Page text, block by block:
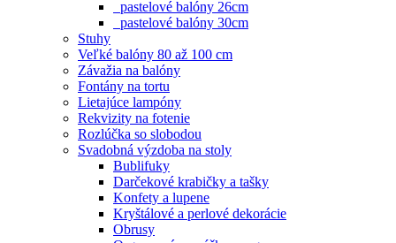
pastelové balóny 26cm
pastelové balóny 30cm
Stuhy
Veľké balóny 80 až 100 cm
Závažia na balóny
Fontány na tortu
Lietajúce lampóny
Rekvizity na fotenie
Rozlúčka so slobodou
Svadobná výzdoba na stoly
Bublifuky
Darčekové krabičky a tašky
Konfety a lupene
Kryštálové a perlové dekorácie
Obrusy